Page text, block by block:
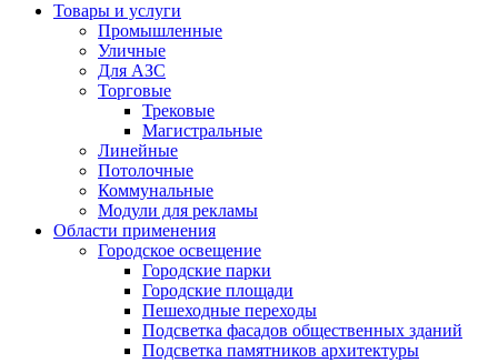
Товары и услуги
Промышленные
Уличные
Для АЗС
Торговые
Трековые
Магистральные
Линейные
Потолочные
Коммунальные
Модули для рекламы
Области применения
Городское освещение
Городские парки
Городские площади
Пешеходные переходы
Подсветка фасадов общественных зданий
Подсветка памятников архитектуры